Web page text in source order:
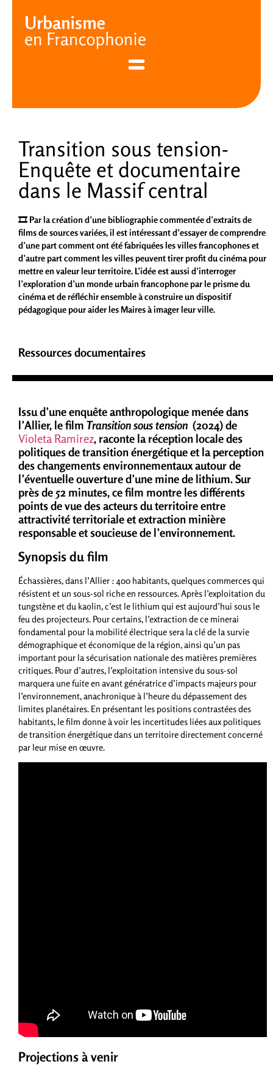
Transition sous tension-
Enquête et documentaire
dans le Massif central
🎞️ Par la création d’une bibliographie commentée d’extraits de
films de sources variées, il est intéressant d’essayer de comprendre
d’une part comment ont été fabriquées les villes francophones et
d’autre part comment les villes peuvent tirer profit du cinéma pour
mettre en valeur leur territoire. L’idée est aussi d’interroger
l’exploration d’un monde urbain francophone par le prisme du
cinéma et de réfléchir ensemble à construire un dispositif
pédagogique pour aider les Maires à imager leur ville.
Ressources documentaires
Issu d’une enquête anthropologique menée dans
l’Allier, le film Transition sous tension (2024) de
Violeta Ramirez, raconte la réception locale des
politiques de transition énergétique et la perception
des changements environnementaux autour de
l’éventuelle ouverture d’une mine de lithium. Sur
près de 52 minutes, ce film montre les différents
points de vue des acteurs du territoire entre
attractivité territoriale et extraction minière
responsable et soucieuse de l’environnement.
Synopsis du film
Échassières, dans l’Allier : 400 habitants, quelques commerces qui
résistent et un sous-sol riche en ressources. Après l’exploitation du
tungstène et du kaolin, c’est le lithium qui est aujourd’hui sous le
feu des projecteurs. Pour certains, l’extraction de ce minerai
fondamental pour la mobilité électrique sera la clé de la survie
démographique et économique de la région, ainsi qu’un pas
important pour la sécurisation nationale des matières premières
critiques. Pour d’autres, l’exploitation intensive du sous-sol
marquera une fuite en avant génératrice d’impacts majeurs pour
l’environnement, anachronique à l’heure du dépassement des
limites planétaires. En présentant les positions contrastées des
habitants, le film donne à voir les incertitudes liées aux politiques
de transition énergétique dans un territoire directement concerné
par leur mise en œuvre.
Projections à venir